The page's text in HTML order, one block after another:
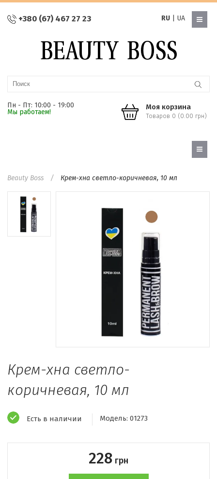
+380 (67) 467 27 23 RU| UA
Пн - Пт: 10:00 - 19:00
Мы работаем!
Моя корзина
Товаров 0 (0.00 грн)
Beauty Boss Крем-хна светло-коричневая, 10 мл
Крем-хна светло-
коричневая, 10 мл
Есть в наличии Модель: 01273
228 грн